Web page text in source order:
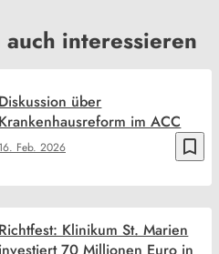
interessieren
bookmark_border
16. Feb. 2026
Diskussion über
Krankenhausreform im ACC
Richtfest: Klinikum St. Marien